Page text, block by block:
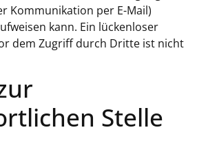
Kommunikation per E-Mail)
kann. Ein lückenloser
dem Zugriff durch Dritte ist nicht
Stelle